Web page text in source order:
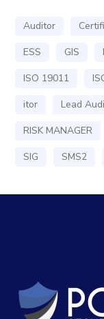
Auditor
ESS
GIS
ISO 19011
itor
Lead
RISK MANAGER
SIG
SMS2